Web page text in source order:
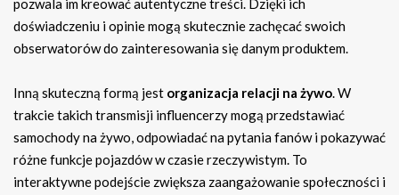
pozwala im kreować autentyczne treści. Dzięki ich
doświadczeniu i opinie mogą skutecznie zachęcać swoich
obserwatorów do zainteresowania się danym produktem.
Inną skuteczną formą jest organizacja relacji na żywo. W
trakcie takich transmisji influencerzy mogą przedstawiać
samochody na żywo, odpowiadać na pytania fanów i pokazywać
różne funkcje pojazdów w czasie rzeczywistym. To
interaktywne podejście zwiększa zaangażowanie społeczności i